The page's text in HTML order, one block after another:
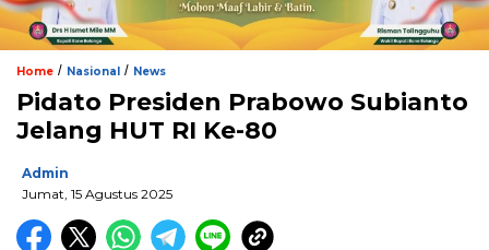
Home / Nasional / News
Pidato Presiden Prabowo Subianto
Jelang HUT RI Ke-80
Admin
Jumat, 15 Agustus 2025